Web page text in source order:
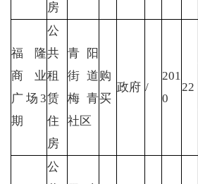
房
福隆
商业
广场3
期
公
共
租
赁
住
房
青阳
街道
梅青
社区
购
买
政府 /
201
0
22
公